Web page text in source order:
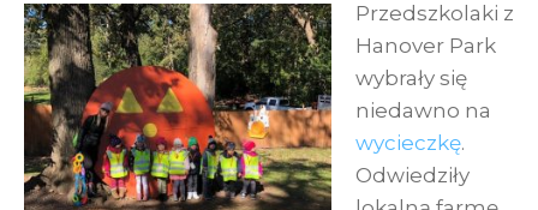
Przedszkolaki z
Hanover Park
wybrały się
niedawno na
wycieczkę.
Odwiedziły